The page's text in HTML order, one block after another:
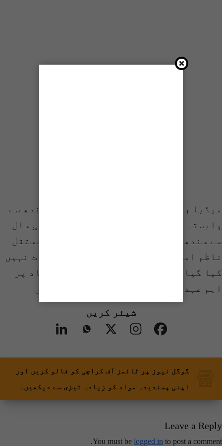
میڈیا رپورٹ کے مطابق محکمہ تعلیم سندھ سے
وابستہ افراد کا کہنا ہے کہ گزشتہ کئی سال
سے سندھ کے کسی بھی تعلیمی بورڈ میں مستقل
ناظم امتحانات ، سیکرٹری بورڈ تعینات نہیں
کیا گیا۔اس دوران ایڈہاک ازم کی بنیاد پر
اہم عہدوں پر تعیناتیاں کی جارہی ہیں
شیئر کریں
گوگل نیوز پر ٹائمز آف کراچی کو فالو کریں اور
اپنی پسندیدہ مواد کو زیادہ تیزی سے دیکھیں۔
Leave a Reply
You must be logged in to post a comment.